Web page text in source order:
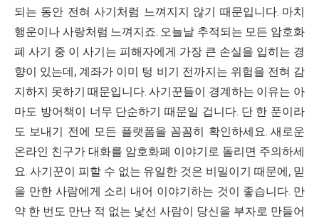
되는 동안 전혀 사기처럼 느껴지지 않기 때문입니다. 마치
행운이나 사랑처럼 느껴지죠. 오늘날 추적되는 모든 암호화
폐 사기 중 이 사기는 피해자에게 가장 큰 손실을 입히는 경
향이 있는데, 계좌가 이미 텅 비기 전까지는 위험을 전혀 감
지하지 못하기 때문입니다. 사기꾼들이 경계하는 이유는 아
마도 방어책이 너무 단순하기 때문일 겁니다. 단 한 푼이라
도 보내기 전에 모든 플랫폼을 꼼꼼히 확인하세요. 새로운
온라인 친구가 대화를 암호화폐 이야기로 돌리면 주의하세
요. 사기꾼이 피할 수 없는 유일한 것은 비밀이기 때문에, 믿
을 만한 사람에게 소리 내어 이야기하는 것이 좋습니다. 만
약 한 번도 만난 적 없는 낯선 사람이 당신을 부자로 만들어